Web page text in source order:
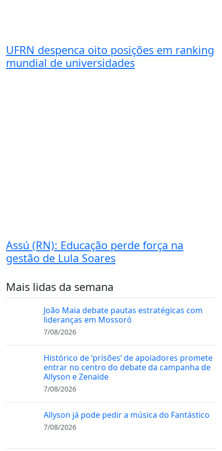
UFRN despenca oito posições em ranking
mundial de universidades
Assú (RN): Educação perde força na
gestão de Lula Soares
Mais lidas da semana
João Maia debate pautas estratégicas com
lideranças em Mossoró
7/08/2026
Histórico de ‘prisões’ de apoiadores promete
entrar no centro do debate da campanha de
Allyson e Zenaide
7/08/2026
Allyson já pode pedir a música do Fantástico
7/08/2026